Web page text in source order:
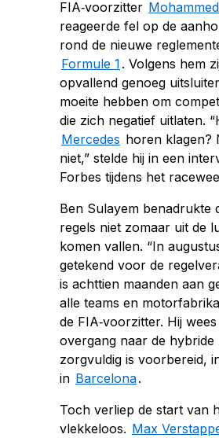
FIA‑voorzitter
reageerde fel op de
rond de nieuwe
Formule 1 . Volgens hem
opvallend genoeg
moeite hebben om
die zich negatief uitlaten.
Mercedes horen klagen?
niet,” stelde hij in een
Forbes tijdens het
Ben Sulayem benadrukte
regels niet zomaar uit de
komen vallen. “In
getekend voor de
is achttien maanden aan
alle teams en
de FIA‑voorzitter. Hij
overgang naar de
zorgvuldig is voorbereid,
in Barcelona.
Toch verliep de start van
vlekkeloos. Max